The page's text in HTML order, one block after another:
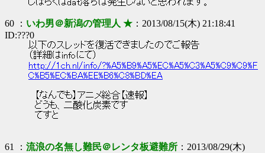
しばらくはdat落ちは発生しないと思われます。
60 ： いわ男＠新潟の管理人 ★ ：2013/08/15(木) 21:18:41
ID:???0
以下のスレッドを復活できましたのでご報告
（詳細はinfoにて）
http://1ch.nl/info/?%A5%B9%A5%EC%A5%C3%A5%C9%C9%F
C%B5%EC%BA%EE%B6%C8%BD%EA
【なんでも】アニメ総合【速報】
どうも、二酸化炭素です
てすと
61 ： 流浪の名無し難民＠レンタ板避難所 ：2013/08/29(木)